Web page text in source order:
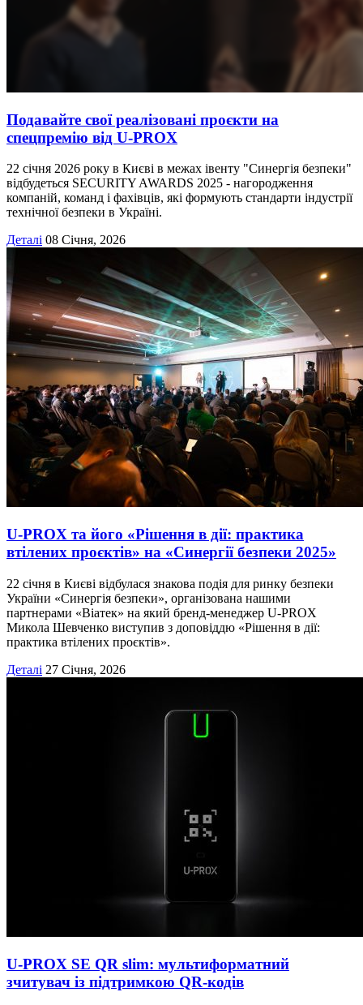
Подавайте свої реалізовані проєкти на
спецпремію від U-PROX
22 січня 2026 року в Києві в межах івенту "Синергія безпеки"
відбудеться SECURITY AWARDS 2025 - нагородження
компаній, команд і фахівців, які формують стандарти індустрії
технічної безпеки в Україні.
Деталі 08 Січня, 2026
U-PROX та його «Рішення в дії: практика
втілених проєктів» на «Синергії безпеки 2025»
22 січня в Києві відбулася знакова подія для ринку безпеки
України «Синергія безпеки», організована нашими
партнерами «Віатек» на який бренд-менеджер U-PROX
Микола Шевченко виступив з доповіддю «Рішення в дії:
практика втілених проєктів».
Деталі 27 Січня, 2026
U-PROX SE QR slim: мультиформатний
зчитувач із підтримкою QR-кодів